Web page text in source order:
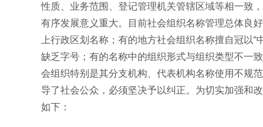
性质、业务范围、登记管理机关管辖区域等相一致
有序发展意义重大。目前社会组织名称管理总体良
上行政区划名称；有的地方社会组织名称擅自冠以“
缺乏字号；有的名称中的组织形式与组织类型不一
会组织特别是其分支机构、代表机构名称使用不规
导了社会公众，必须坚决予以纠正。为切实加强和
如下：